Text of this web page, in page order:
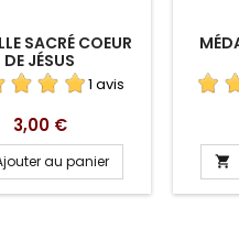
SACRÉ COEUR
DE JÉSUS
1 avis
Prix
3,00 €
au panier 